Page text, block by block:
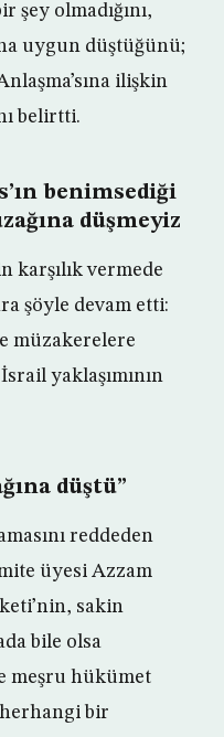
olmadığını,
uygun düştüğünü;
ilişkin
belirtti.
benimsediği
düşmeyiz
karşılık vermede
şöyle devam etti:
müzakerelere
yaklaşımının
düştü”
reddeden
üyesi Azzam
sakin
bile olsa
meşru hükümet
herhangi bir